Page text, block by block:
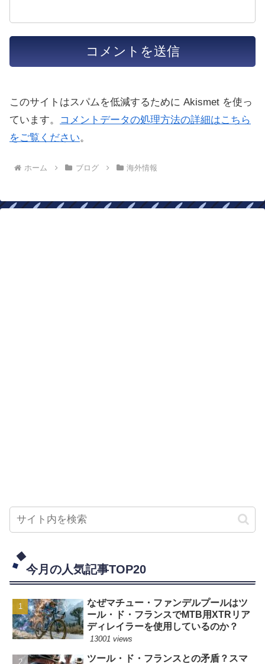
このサイトはスパムを低減するために Akismet を使っ
ています。
コメントデータの処理方法の詳細はこちら
をご覧ください。
ホーム ブログ 海外情報
今月の人気記事TOP20
なぜマチュー・ファンデルプールはツ
ール・ド・フランスでMTB用XTRリア
ディレイラーを使用しているのか？
13001 views
ツール・ド・フランスとの矛盾？スマ